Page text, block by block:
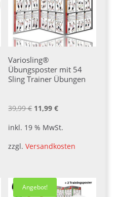
Variosling®
Übungsposter mit 54
Sling Trainer Übungen
39,99€ Ursprünglicher
39,99 €
11,99€Aktueller
11,99 €.
inkl. 19 % MwSt.
zzgl.Versandkosten
Angebot!